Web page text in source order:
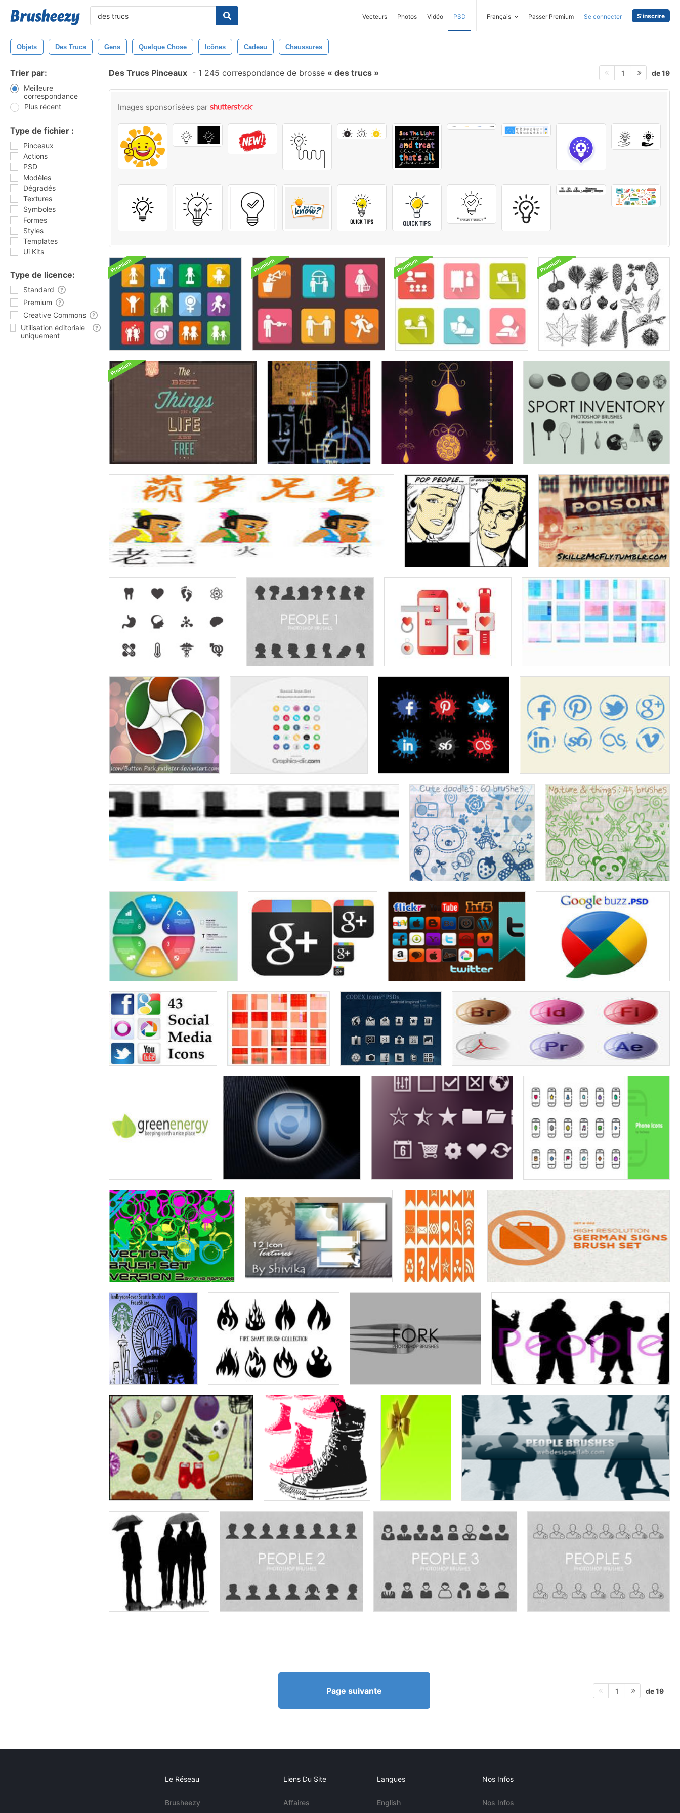
Vecteurs Photos Vidéo PSD Français Passer Premium Se connecter S'inscrire
Objets Des Trucs Gens Quelque Chose Icônes Cadeau Chaussures
Trier par:
Meilleure
correspondance
Plus récent
Type de fichier :
Pinceaux
Actions
PSD
Modèles
Dégradés
Textures
Symboles
Formes
Styles
Templates
Ui Kits
Type de licence:
Standard
Premium
Creative Commons
Utilisation éditoriale
uniquement
Des Trucs Pinceaux - 1 245 correspondance de brosse des trucs 1 de 19
Images sponsorisées par
Page suivante 1 de 19
Le Réseau
Brusheezy
Liens Du Site
Affaires
Langues
English
Nos Infos
Nos Infos